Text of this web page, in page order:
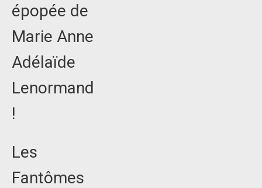
épopée de
Marie Anne
Adélaïde
Lenormand
!
Les
Fantômes